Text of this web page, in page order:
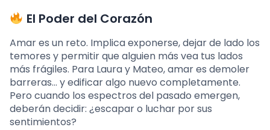
El Poder del Corazón
Amar es un reto. Implica exponerse, dejar de lado los
temores y permitir que alguien más vea tus lados
más frágiles. Para Laura y Mateo, amar es demoler
barreras… y edificar algo nuevo completamente.
Pero cuando los espectros del pasado emergen,
deberán decidir: ¿escapar o luchar por sus
sentimientos?